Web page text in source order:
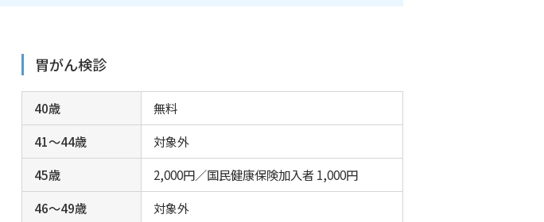
胃がん検診
40歳
無料
41～44歳
対象外
45歳
2,000円／国民健康保険加入者 1,000円
46～49歳
対象外